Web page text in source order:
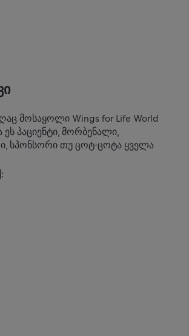
COOKIE ᲞᲐᲠᲐᲛᲔᲢᲠᲔᲑᲘ
მოსაყოლი Wings for Life World
ეს პაციენტი, მორბენალი,
სპონსორი თუ ცოტ-ცოტა ყველა